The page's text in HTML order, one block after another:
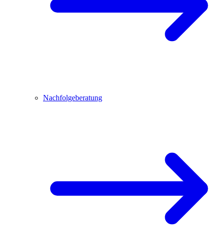
Nachfolgeberatung